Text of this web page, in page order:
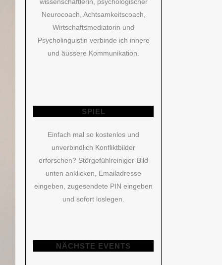
Neurocoach, Achtsamkeitscoach,
Wirtschaftsmediatorin und
Psycholinguistin verbinde ich innere
und äussere Kommunikation.
SPIEL
Einfach mal so kostenlos und
unverbindlich Konfliktbilder
erforschen? Störgefühlreiniger-Bild
unten anklicken, Emailadresse
eingeben, zugesendete PIN eingeben
und sofort loslegen.
NÄCHS­TE EVENTS